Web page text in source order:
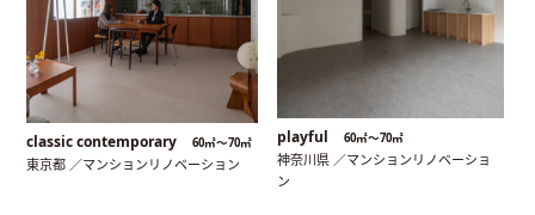
classic contemporary 60㎡〜70㎡
東京都 ／マンションリノベーション
playful 60㎡〜70㎡
神奈川県 ／マンションリノベーショ
ン